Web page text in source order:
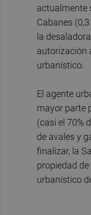
actualmente
Cabanes
la
autorización
urbanístico.
El agente
mayor parte
(casi el 70%
de avales y
finalizar, la
propiedad
urbanístico